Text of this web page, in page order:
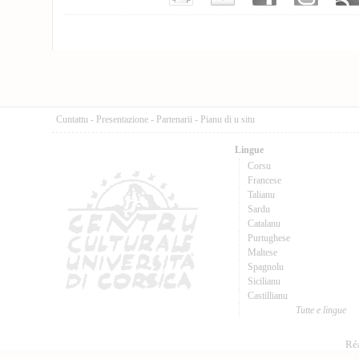
Cuntattu - Presentazione - Partenarii - Pianu di u situ
Lingue
Corsu
Francese
Talianu
Sardu
Catalanu
Purtughese
Maltese
Spagnolu
Sicilianu
Castillianu
Tutte e lingue